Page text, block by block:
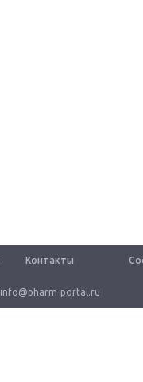
Контакты
info@pharm-portal.ru